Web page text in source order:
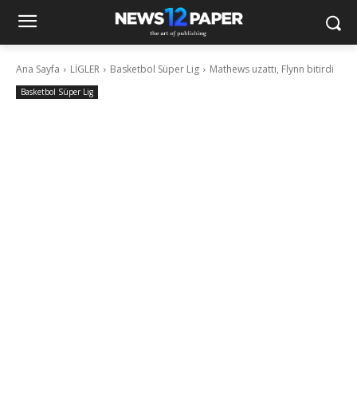
Ana Sayfa LİGLER Basketbol Süper Lig Mathews uzattı, Flynn bitirdi
Basketbol Süper Lig